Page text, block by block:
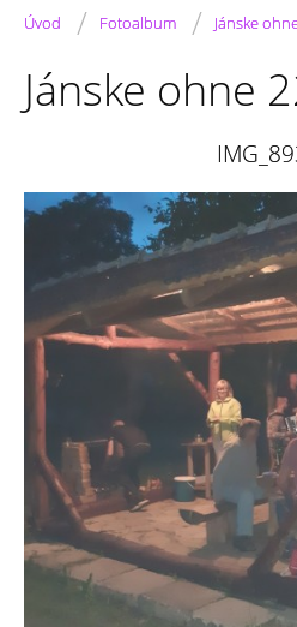
Úvod / Fotoalbum / Jánske
Jánske ohne